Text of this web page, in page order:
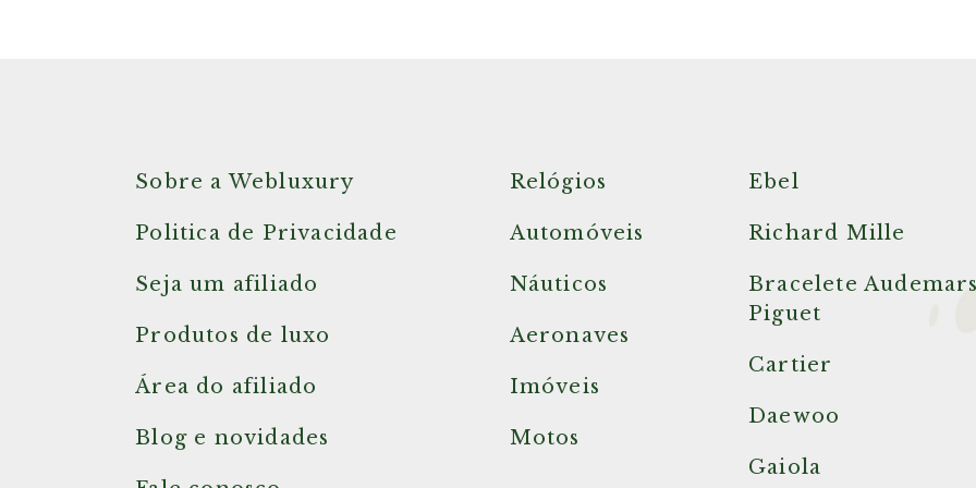
Sobre a Webluxury
Politica de Privacidade
Seja um afiliado
Produtos de luxo
Área do afiliado
Blog e novidades
Relógios
Automóveis
Náuticos
Aeronaves
Imóveis
Motos
Ebel
Richard Mille
Bracelete
Piguet
Cartier
Daewoo
Gaiola